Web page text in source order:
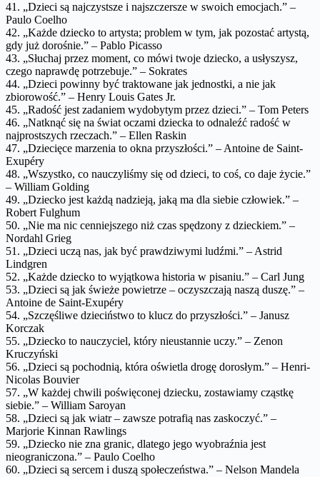
41. „Dzieci są najczystsze i najszczersze w swoich emocjach.” –
Paulo Coelho
42. „Każde dziecko to artysta; problem w tym, jak pozostać artystą,
gdy już dorośnie.” – Pablo Picasso
43. „Słuchaj przez moment, co mówi twoje dziecko, a usłyszysz,
czego naprawdę potrzebuje.” – Sokrates
44. „Dzieci powinny być traktowane jak jednostki, a nie jak
zbiorowość.” – Henry Louis Gates Jr.
45. „Radość jest zadaniem wydobytym przez dzieci.” – Tom Peters
46. „Natknąć się na świat oczami dziecka to odnaleźć radość w
najprostszych rzeczach.” – Ellen Raskin
47. „Dziecięce marzenia to okna przyszłości.” – Antoine de Saint-
Exupéry
48. „Wszystko, co nauczyliśmy się od dzieci, to coś, co daje życie.”
– William Golding
49. „Dziecko jest każdą nadzieją, jaką ma dla siebie człowiek.” –
Robert Fulghum
50. „Nie ma nic cenniejszego niż czas spędzony z dzieckiem.” –
Nordahl Grieg
51. „Dzieci uczą nas, jak być prawdziwymi ludźmi.” – Astrid
Lindgren
52. „Każde dziecko to wyjątkowa historia w pisaniu.” – Carl Jung
53. „Dzieci są jak świeże powietrze – oczyszczają naszą duszę.” –
Antoine de Saint-Exupéry
54. „Szczęśliwe dzieciństwo to klucz do przyszłości.” – Janusz
Korczak
55. „Dziecko to nauczyciel, który nieustannie uczy.” – Zenon
Kruczyński
56. „Dzieci są pochodnią, która oświetla drogę dorosłym.” – Henri-
Nicolas Bouvier
57. „W każdej chwili poświęconej dziecku, zostawiamy cząstkę
siebie.” – William Saroyan
58. „Dzieci są jak wiatr – zawsze potrafią nas zaskoczyć.” –
Marjorie Kinnan Rawlings
59. „Dziecko nie zna granic, dlatego jego wyobraźnia jest
nieograniczona.” – Paulo Coelho
60. „Dzieci są sercem i duszą społeczeństwa.” – Nelson Mandela